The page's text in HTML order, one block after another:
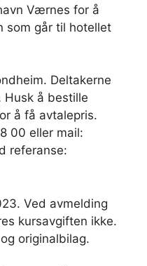
Værnes for å
som går til hotellet
Deltakerne
Husk å bestille
å få avtalepris.
00 eller mail:
referanse:
Ved avmelding
kursavgiften ikke.
originalbilag.